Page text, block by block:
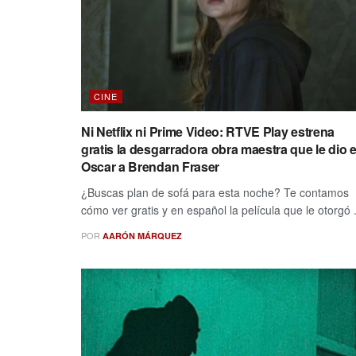
CINE
Ni Netflix ni Prime Video: RTVE Play estrena
gratis la desgarradora obra maestra que le dio
Oscar a Brendan Fraser
¿Buscas plan de sofá para esta noche? Te contamos
cómo ver gratis y en español la película que le otorgó
POR AARÓN MÁRQUEZ